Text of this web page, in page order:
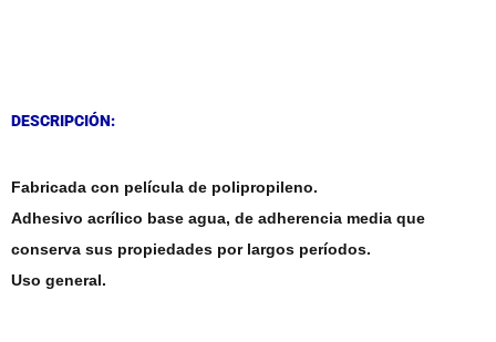
DESCRIPCIÓN:
Fabricada con película de polipropileno.
Adhesivo acrílico base agua, de adherencia media que
conserva sus propiedades por largos períodos.
Uso general.